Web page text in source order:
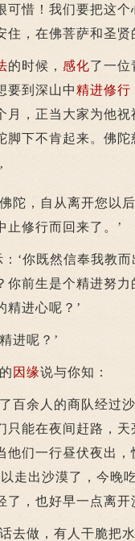
可惜！我们要把这
住，在佛菩萨和圣
的时候， 感化了一位
要到深山中精进修行
月，正当大家为他
下不肯起来。佛陀
，自从离开您以
止修行而回来了。’
‘你既然信奉我教而
前生是个精进努力
精进心呢？’
进呢？’
因缘说与你知：
余人的商队经过沙
能在夜间赶路，天
他们一行昼伏夜出
走出沙漠了，今晚
了，也好早一点离开
做，有人干脆把水